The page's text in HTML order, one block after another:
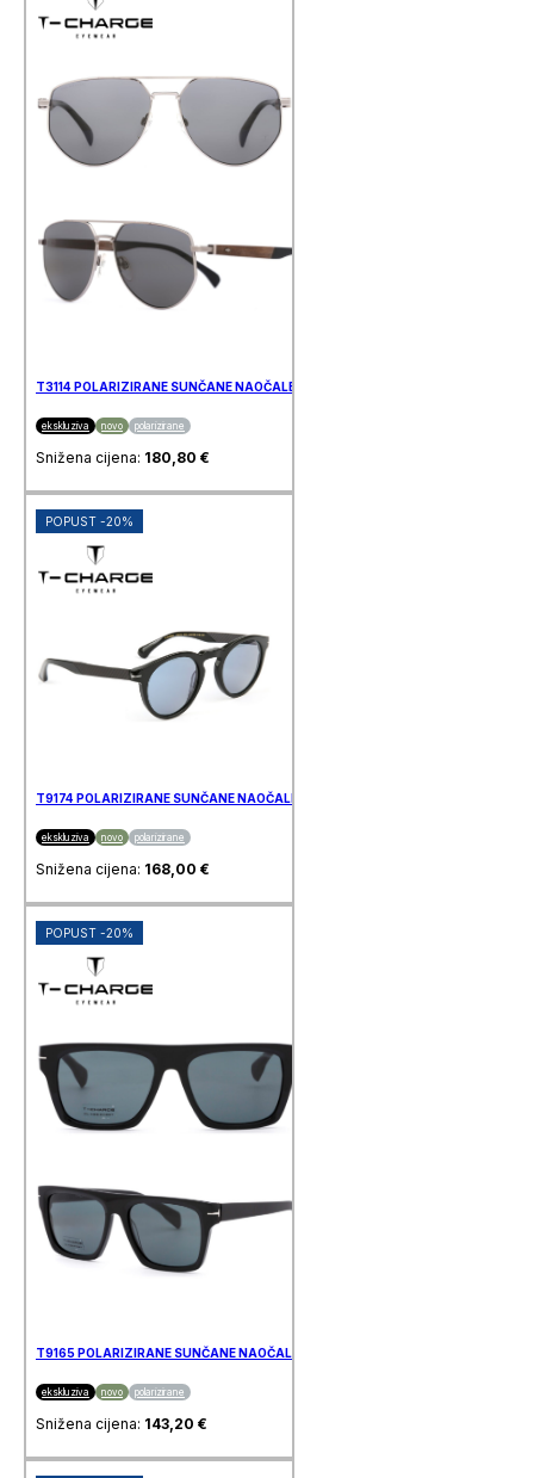
T3114 POLARIZIRANE SUNČANE NAOČALE T-CHARGE
ekskluziva novo polarizirane
Snižena cijena: 180,80 €
POPUST -20%
T9174 POLARIZIRANE SUNČANE NAOČALE T-CHARGE
ekskluziva novo polarizirane
Snižena cijena: 168,00 €
POPUST -20%
T9165 POLARIZIRANE SUNČANE NAOČALE T-CHARGE
ekskluziva novo polarizirane
Snižena cijena: 143,20 €